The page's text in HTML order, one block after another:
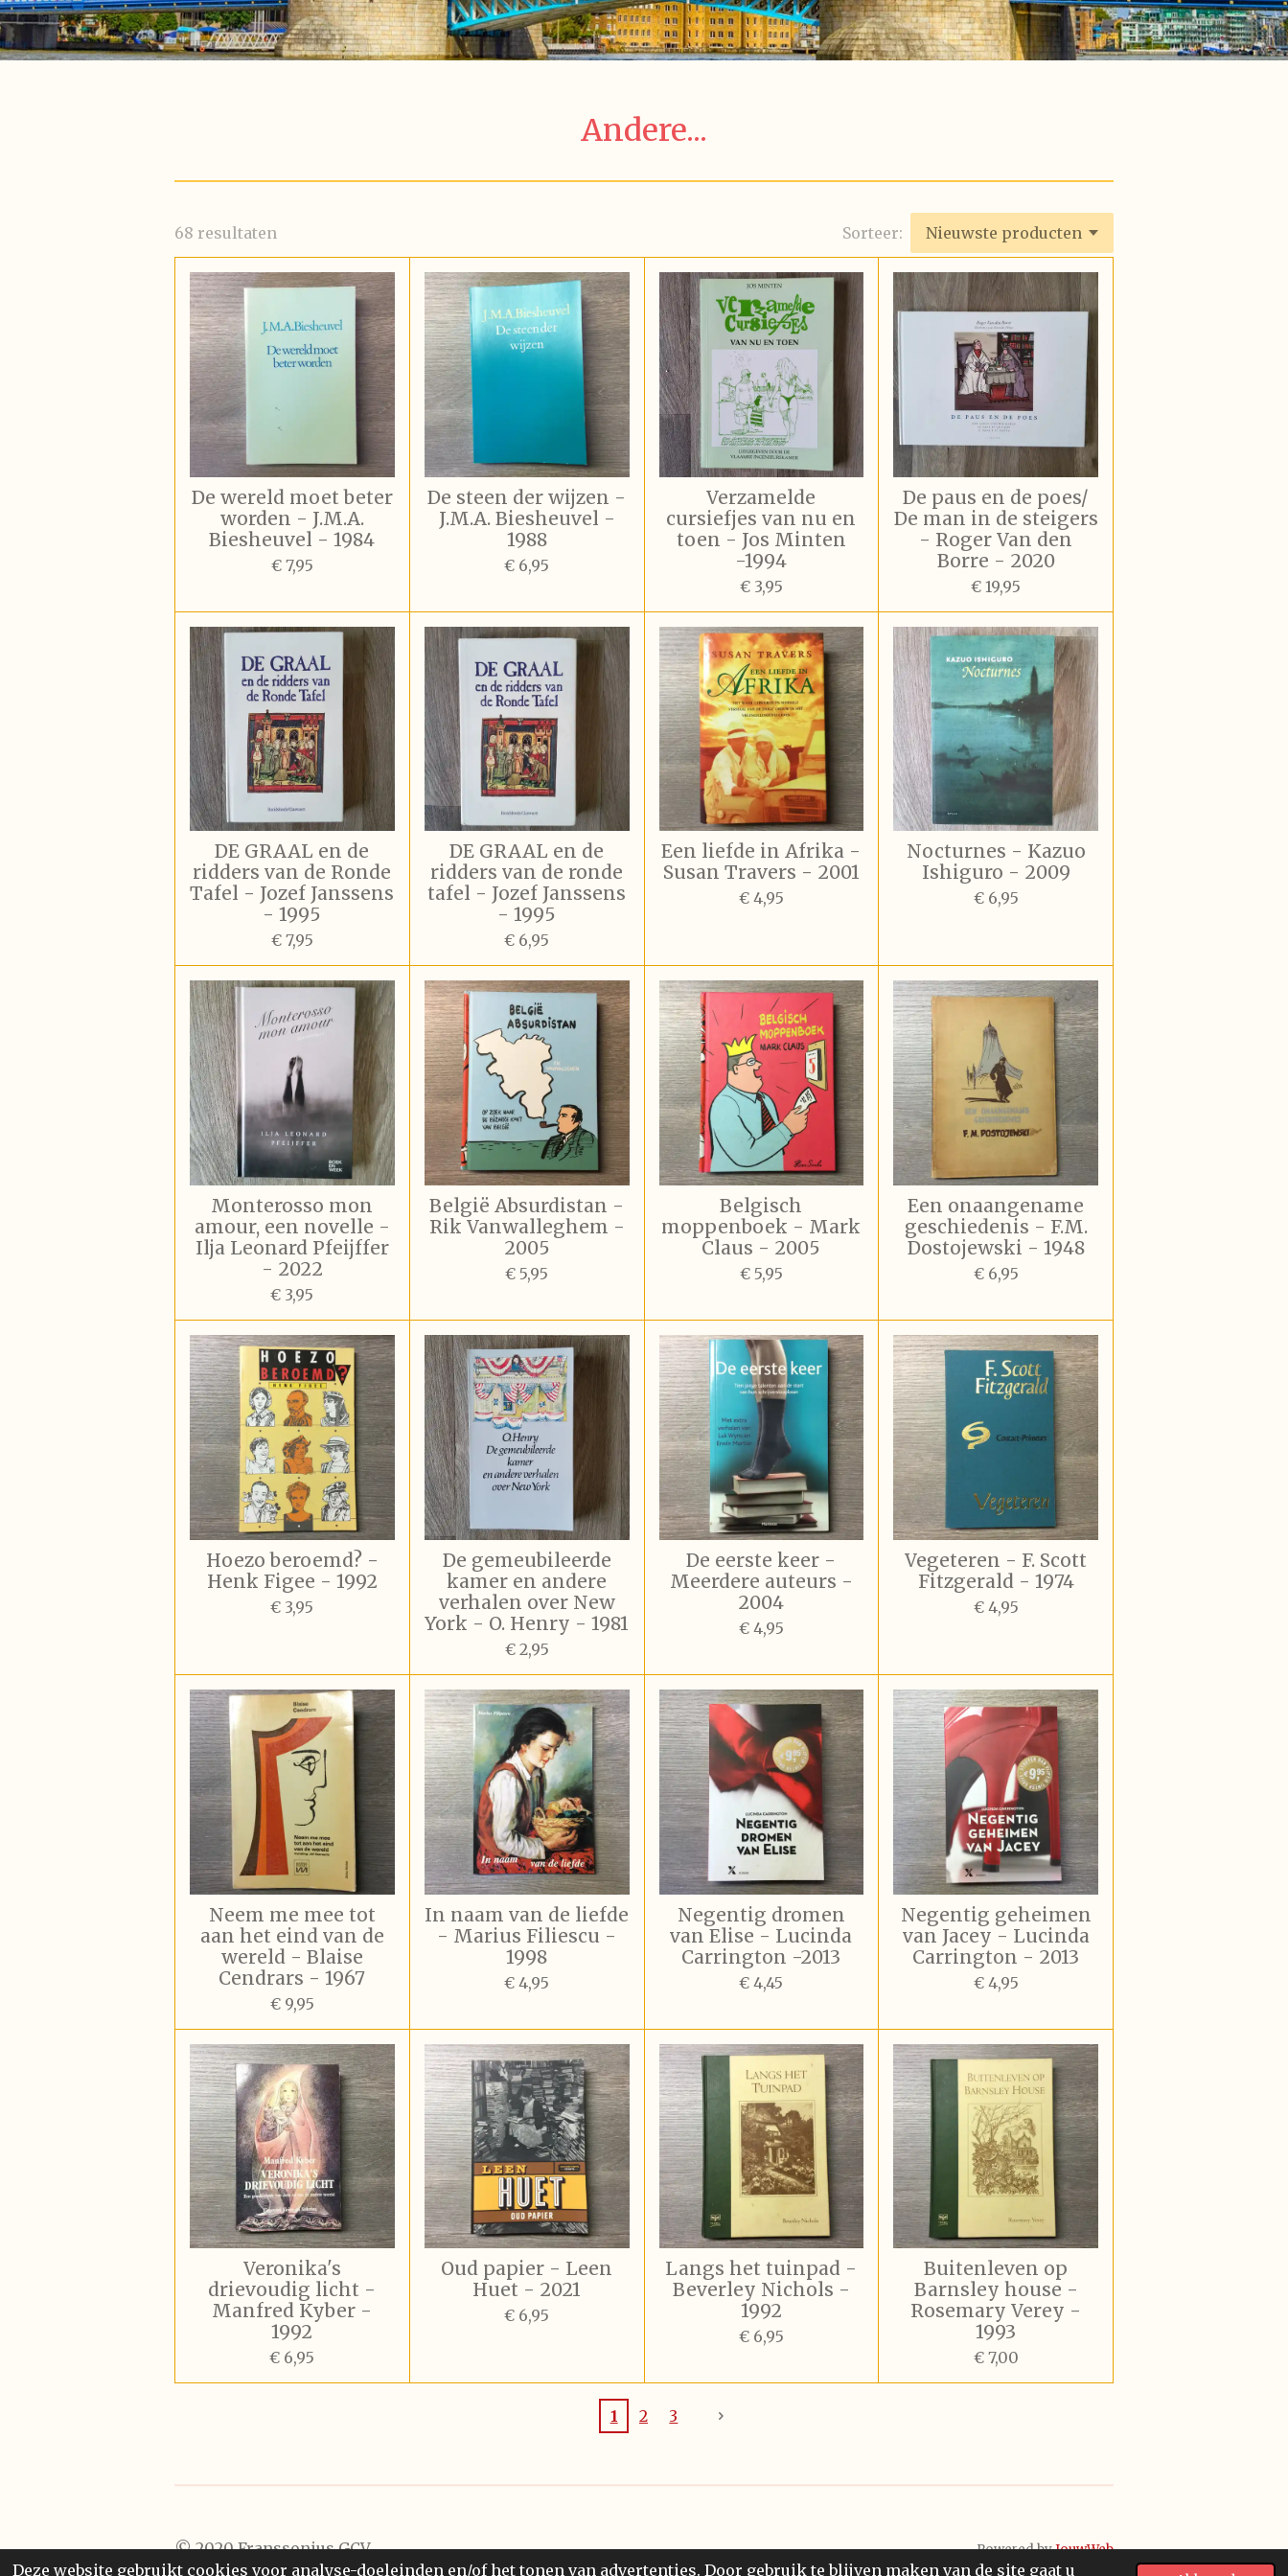
Deze website gebruikt cookies voor analyse-doeleinden en/of het tonen van advertenties. Door gebruik te blijven maken van de site gaat u
Andere...
68 resultaten Sorteer:
De wereld moet beter
worden - J.M.A.
Biesheuvel - 1984
€ 7,95
De steen der wijzen -
J.M.A. Biesheuvel -
1988
€ 6,95
Verzamelde
cursiefjes van nu en
toen - Jos Minten
-1994
€ 3,95
De paus en de poes/
De man in de steigers
- Roger Van den
Borre - 2020
€ 19,95
DE GRAAL en de
ridders van de Ronde
Tafel - Jozef Janssens
- 1995
€ 7,95
DE GRAAL en de
ridders van de ronde
tafel - Jozef Janssens
- 1995
€ 6,95
Een liefde in Afrika -
Susan Travers - 2001
€ 4,95
Nocturnes - Kazuo
Ishiguro - 2009
€ 6,95
Monterosso mon
amour, een novelle -
Ilja Leonard Pfeijffer
- 2022
€ 3,95
België Absurdistan -
Rik Vanwalleghem -
2005
€ 5,95
Belgisch
moppenboek - Mark
Claus - 2005
€ 5,95
Een onaangename
geschiedenis - F.M.
Dostojewski - 1948
€ 6,95
Hoezo beroemd? -
Henk Figee - 1992
€ 3,95
De gemeubileerde
kamer en andere
verhalen over New
York - O. Henry - 1981
€ 2,95
De eerste keer -
Meerdere auteurs -
2004
€ 4,95
Vegeteren - F. Scott
Fitzgerald - 1974
€ 4,95
Neem me mee tot
aan het eind van de
wereld - Blaise
Cendrars - 1967
€ 9,95
In naam van de liefde
- Marius Filiescu -
1998
€ 4,95
Negentig dromen
van Elise - Lucinda
Carrington -2013
€ 4,45
Negentig geheimen
van Jacey - Lucinda
Carrington - 2013
€ 4,95
Veronika's
drievoudig licht -
Manfred Kyber -
1992
€ 6,95
Oud papier - Leen
Huet - 2021
€ 6,95
Langs het tuinpad -
Beverley Nichols -
1992
€ 6,95
Buitenleven op
Barnsley house -
Rosemary Verey -
1993
€ 7,00
1 2 3
© 2020 Franssonius GCV Powered byJouwWeb